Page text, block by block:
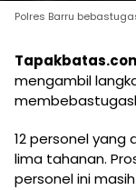
Polres Barru
mengambil
12 personel
lima tahanan.
personel ini